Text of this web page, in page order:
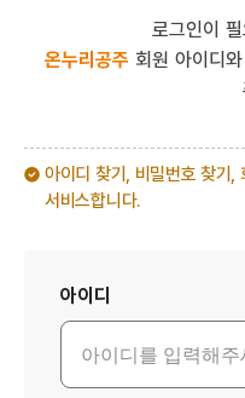
로그인이
온누리공주 회원 아이디
아이디 찾기, 비밀번호 찾기,
서비스합니다.
아이디